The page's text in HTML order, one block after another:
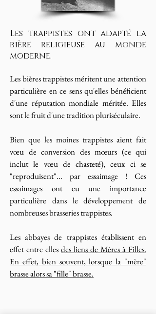
Les trappistes ont adapté la
bière religieuse au monde
moderne.​
Les bières trappistes méritent une attention
particulière en ce sens qu'elles bénéficient
d'une réputation mondiale méritée. Elles
sont le fruit d'une tradition pluriséculaire.
Bien que les moines trappistes aient fait
vœu de conversion des mœurs (ce qui
inclut le vœu de chasteté), ceux ci se
"reproduisent"... par essaimage ! Ces
essaimages ont eu une importance
particulière dans le développement de
nombreuses brasseries trappistes.
Les abbayes de trappistes établissent en
effet entre elles des liens de Mères à Filles.
En effet, bien souvent, lorsque la "mère"
brasse alors sa "fille" brasse.